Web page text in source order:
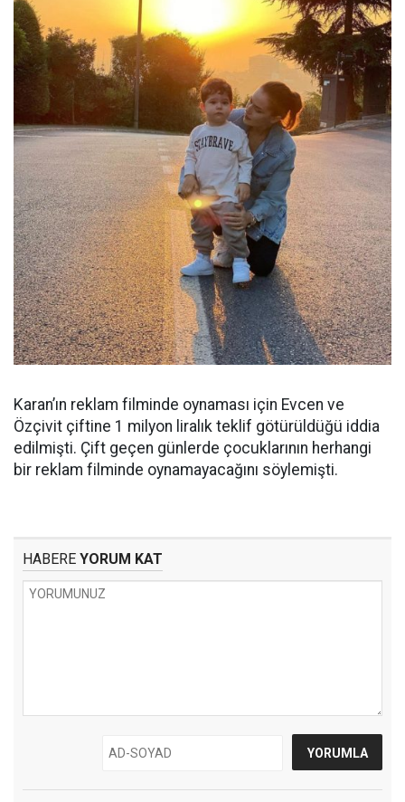
Karan’ın reklam filminde oynaması için Evcen ve
Özçivit çiftine 1 milyon liralık teklif götürüldüğü iddia
edilmişti. Çift geçen günlerde çocuklarının herhangi
bir reklam filminde oynamayacağını söylemişti.
HABERE YORUM KAT